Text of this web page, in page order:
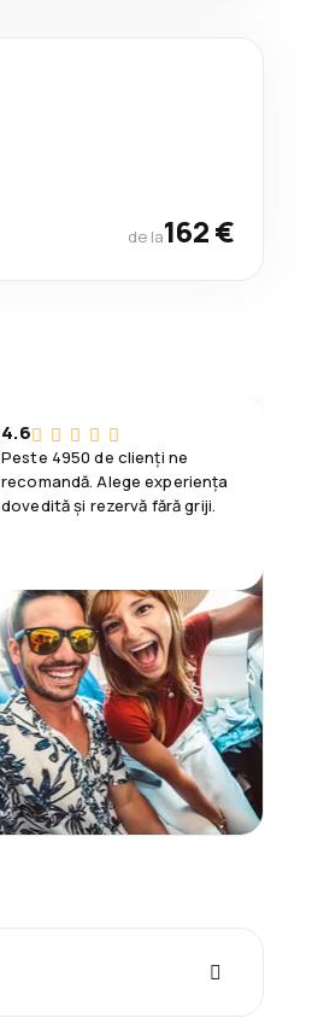
de la162 €
4.6
Peste 4950 de clienți ne
recomandă. Alege experiența
dovedită și rezervă fără griji.